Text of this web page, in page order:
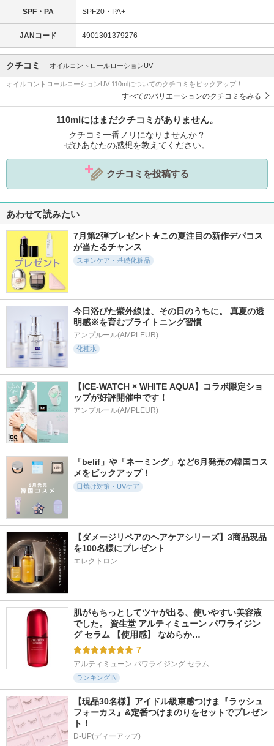
SPF・PA SPF20・PA+
JANコード 4901301379276
クチコミ オイルコントロールローションUV
オイルコントロールローションUV 110mlについてのクチコミをピックアップ！
すべてのバリエーションのクチコミをみる
110mlにはまだクチコミがありません。
クチコミ一番ノリになりませんか？
ぜひあなたの感想を教えてください。
クチコミを投稿する
あわせて読みたい
7月第2弾プレゼント★この夏注目の新作デパコス
が当たるチャンス
スキンケア・基礎化粧品
今日浴びた紫外線は、その日のうちに。 真夏の透
明感※を育むブライトニング習慣
アンプルール(AMPLEUR)
化粧水
【ICE-WATCH × WHITE AQUA】コラボ限定ショ
ップが好評開催中です！
アンプルール(AMPLEUR)
「belif」や「ネーミング」など6月発売の韓国コス
メをピックアップ！
日焼け対策・UVケア
【ダメージリペアのヘアケアシリーズ】3商品現品
を100名様にプレゼント
エレクトロン
肌がもちっとしてツヤが出る、使いやすい美容液
でした。 資生堂 アルティミューン パワライジン
グ セラム 【使用感】 なめらか…
7
アルティミューン パワライジング セラム
ランキングIN
【現品30名様】アイドル級束感つけま『ラッシュ
フォーカス』&定番つけまのりをセットでプレゼン
ト！
D-UP(ディーアップ)